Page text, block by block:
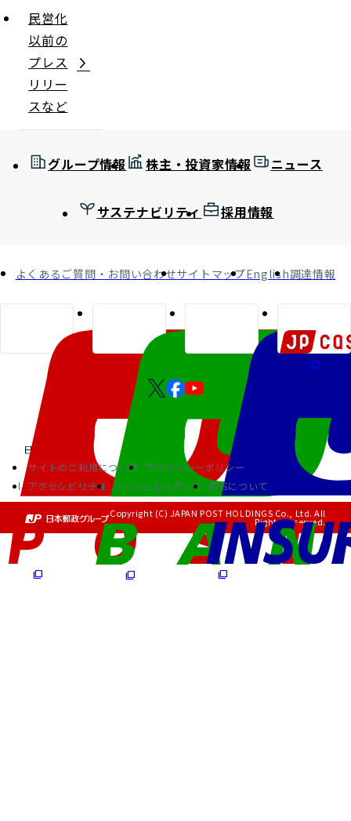
民営化
以前の
プレス
リリー
スなど
グループ情報 株主・投資家情報 ニュース
サステナビリティ 採用情報
よくあるご質問・お問い合わせサイトマップEnglish調達情報
サイトのご利用について
プライバシーポリシー
アクセシビリティ
ソーシャルメディア RSSについて
Copyright (C) JAPAN POST HOLDINGS Co., Ltd. All
Rights Reserved.